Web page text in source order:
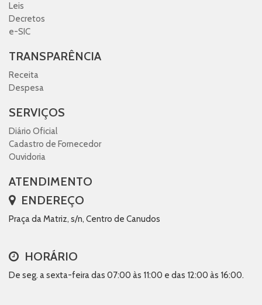
Leis
Decretos
e-SIC
TRANSPARÊNCIA
Receita
Despesa
SERVIÇOS
Diário Oficial
Cadastro de Fornecedor
Ouvidoria
ATENDIMENTO
ENDEREÇO
Praça da Matriz, s/n, Centro de Canudos
HORÁRIO
De seg. a sexta-feira das 07:00 às 11:00 e das 12:00 às 16:00.